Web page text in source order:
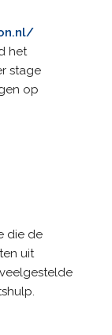
het
stage
op
die de
uit